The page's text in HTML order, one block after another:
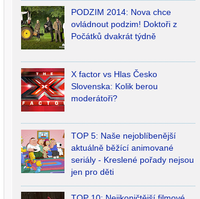
PODZIM 2014: Nova chce
ovládnout podzim! Doktoři z
Počátků dvakrát týdně
X factor vs Hlas Česko
Slovenska: Kolik berou
moderátoři?
TOP 5: Naše nejoblíbenější
aktuálně běžící animované
seriály - Kreslené pořady nejsou
jen pro děti